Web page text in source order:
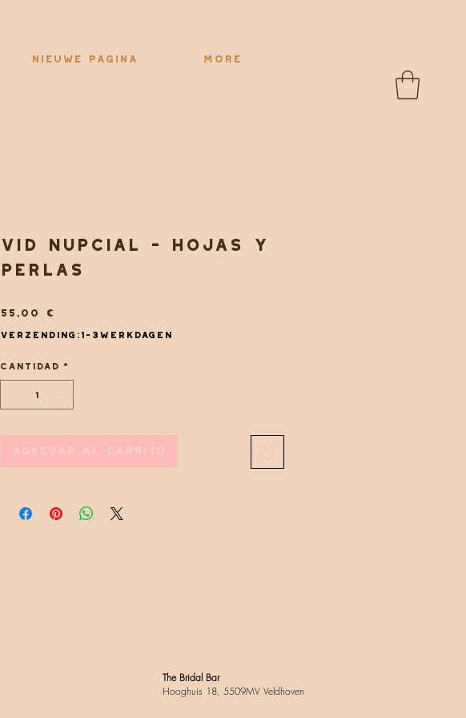
Nieuwe pagina More
Vid nupcial - Hojas y
perlas
55,00 €
Verzending:1-3werkdagen
Cantidad *
Agregar al carrito
The Bridal Bar
Hooghuis 18, 5509MV Veldhoven